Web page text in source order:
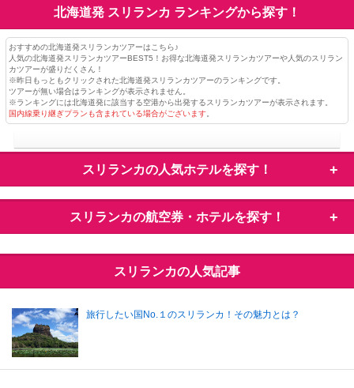
北海道発 スリランカ ランキングから探す！
おすすめの北海道発スリランカツアーはこちら♪
人気の北海道発スリランカツアーBEST5！お得な北海道発スリランカツアーや人気のスリラン
カツアーが盛りだくさん！
※昨日もっともクリックされた北海道発スリランカツアーのランキングです。
ツアーが無い場合はランキングが表示されません。
※ランキングには北海道発に該当する空港から出発するスリランカツアーが表示されます。
国内線乗り継ぎプランも含まれている場合がございます。
スリランカの人気ホテルを探す！
スリランカの航空券・ホテルを探す！
スリランカの人気記事
旅行したい国No.１のスリランカ！その魅力とは？